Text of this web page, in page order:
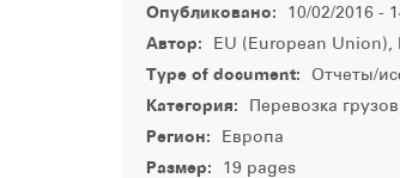
Опубликовано: 10/02/2016 -
Автор: EU (European
Type of document: Отчеты/
Категория: Перевозка
Регион: Европа
Размер: 19 pages